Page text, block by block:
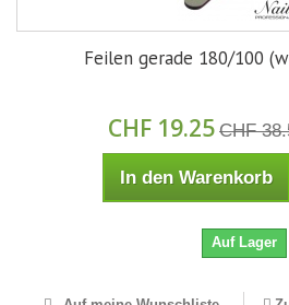
Feilen gerade 180/100
CHF 19.25 CHF
In den Warenkorb
Auf Lager